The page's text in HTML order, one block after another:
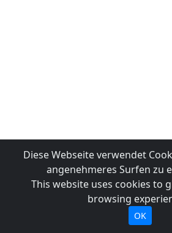
Diese Webseite verwendet
angenehmeres Surfen zu
This website uses cookies to
browsing
OK